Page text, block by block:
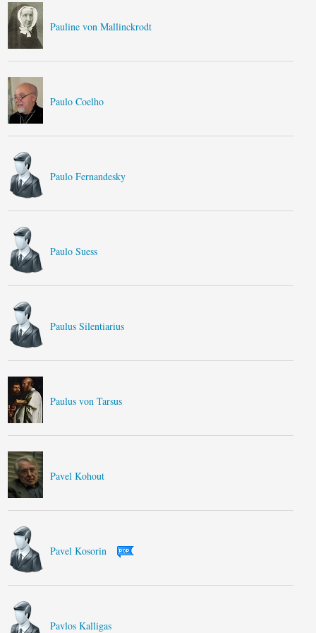
Pauline von Mallinckrodt
Paulo Coelho
Paulo Fernandesky
Paulo Suess
Paulus Silentiarius
Paulus von Tarsus
Pavel Kohout
Pavel Kosorin
Pavlos Kalligas